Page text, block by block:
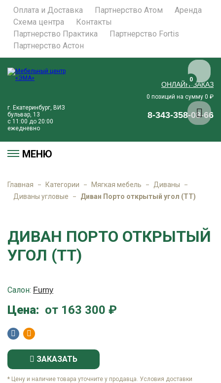
Оплата и Доставка Партнерство Атом
Аренда
Схема центра
Контакты
Партнерство Практика
Партнерство Fortis
Партнерство Астон
г. Екатеринбург, ВИЗ
бульвар, 13
с 11:00 до 20:00
ежедневно
ОНЛАЙН-ЗАКАЗ
0 позиций на сумму 0 ₽
8-343-358-08-66
МЕНЮ
Главная Категории Мягкая мебель
Диваны
Диваны угловые
Диван Порто открытый угол (ТТ)
ДИВАН ПОРТО ОТКРЫТЫЙ
УГОЛ (ТТ)
Салон: Furny
Цена: от 163 300 ₽
ЗАКАЗАТЬ
* Цену и наличие товара уточните у продавца. Условия доставки
0